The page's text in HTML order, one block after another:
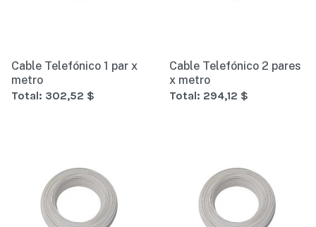
Cable Telefónico 1 par x
metro
Total: 302,52 $
Cable Telefónico 2 pares
x metro
Total: 294,12 $